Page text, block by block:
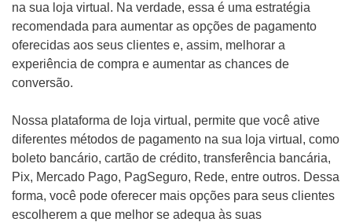
na sua loja virtual. Na verdade, essa é uma estratégia
recomendada para aumentar as opções de pagamento
oferecidas aos seus clientes e, assim, melhorar a
experiência de compra e aumentar as chances de
conversão.
Nossa plataforma de loja virtual, permite que você ative
diferentes métodos de pagamento na sua loja virtual, como
boleto bancário, cartão de crédito, transferência bancária,
Pix, Mercado Pago, PagSeguro, Rede, entre outros. Dessa
forma, você pode oferecer mais opções para seus clientes
escolherem a que melhor se adequa às suas